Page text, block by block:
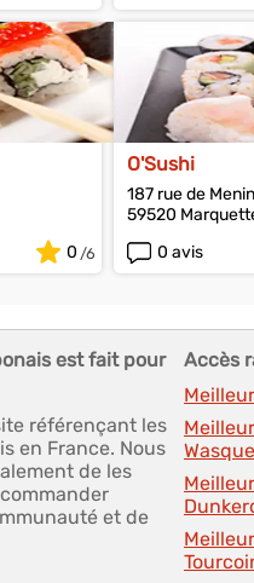
0
O'Sushi
187 rue de Menin
59520
0 avis
est fait pour
référençant les
en France. Nous
de les
et de
Accès